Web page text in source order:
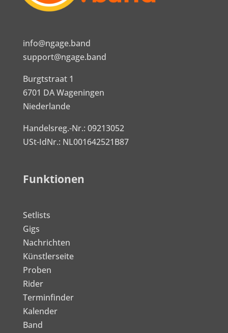
info@ngage.band
support@ngage.band
Burgtstraat 1
6701 DA Wageningen
Niederlande
Handelsreg.-Nr.: 09213052
USt-IdNr.: NL001642521B87
Funktionen
Setlists
Gigs
Nachrichten
Künstlerseite
Proben
Rider
Terminfinder
Kalender
Band